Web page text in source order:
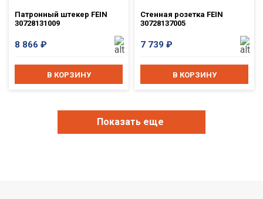
Патронный штекер FEIN
30728131009
8 866 ₽
В КОРЗИНУ
Стенная розетка FEIN
30728137005
7 739 ₽
В КОРЗИНУ
Показать еще